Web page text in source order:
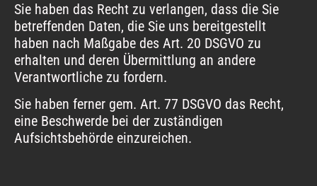
Sie haben das Recht zu verlangen, dass die Sie
betreffenden Daten, die Sie uns bereitgestellt
haben nach Maßgabe des Art. 20 DSGVO zu
erhalten und deren Übermittlung an andere
Verantwortliche zu fordern.
Sie haben ferner gem. Art. 77 DSGVO das Recht,
eine Beschwerde bei der zuständigen
Aufsichtsbehörde einzureichen.